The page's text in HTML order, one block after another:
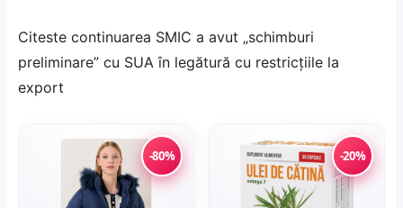
Citeste continuarea SMIC a avut „schimburi
preliminare” cu SUA în legătură cu restricțiile la
export
-80% -20%